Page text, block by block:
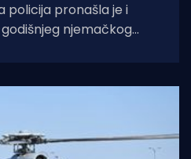
policija pronašla je i
njemačkog